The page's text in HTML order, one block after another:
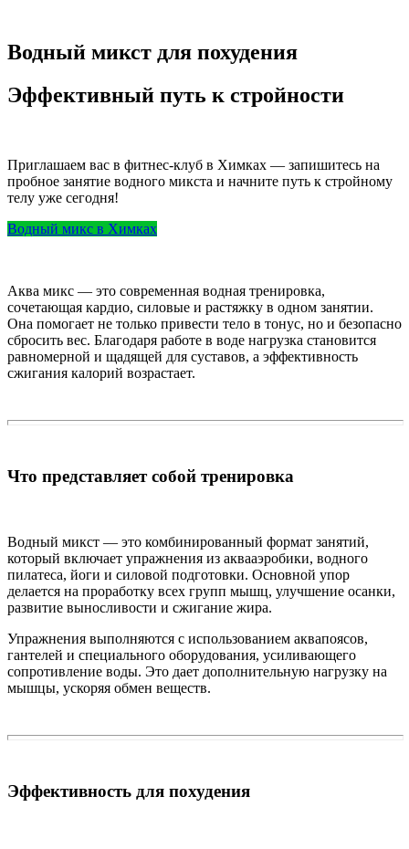
Водный микст для похудения
Эффективный путь к стройности
Приглашаем вас в фитнес-клуб в Химках — запишитесь на
пробное занятие водного микста и начните путь к стройному
телу уже сегодня!
Водный микс в Химках
Аква микс — это современная водная тренировка,
сочетающая кардио, силовые и растяжку в одном занятии.
Она помогает не только привести тело в тонус, но и безопасно
сбросить вес. Благодаря работе в воде нагрузка становится
равномерной и щадящей для суставов, а эффективность
сжигания калорий возрастает.
Что представляет собой тренировка
Водный микст — это комбинированный формат занятий,
который включает упражнения из аквааэробики, водного
пилатеса, йоги и силовой подготовки. Основной упор
делается на проработку всех групп мышц, улучшение осанки,
развитие выносливости и сжигание жира.
Упражнения выполняются с использованием аквапоясов,
гантелей и специального оборудования, усиливающего
сопротивление воды. Это дает дополнительную нагрузку на
мышцы, ускоряя обмен веществ.
Эффективность для похудения